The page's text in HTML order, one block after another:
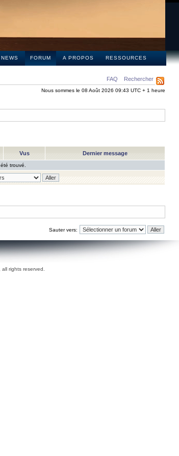
NEWS FORUM A PROPOS RESSOURCES
FAQ Rechercher
Nous sommes le 08 Août 2026 09:43 UTC + 1 heure
Vus Dernier message
trouvé.
Sauter vers:
rights reserved.